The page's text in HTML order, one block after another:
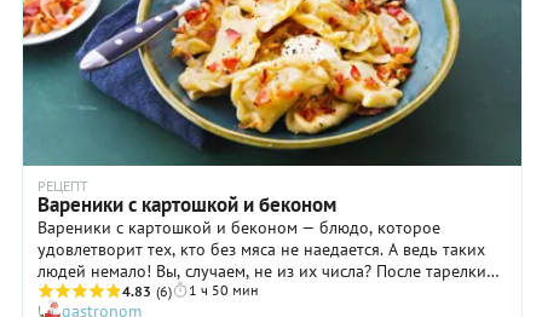
РЕЦЕПТ
Вареники с картошкой и беконом
Вареники с картошкой и беконом — блюдо, которое
удовлетворит тех, кто без мяса не наедается. А ведь таких
людей немало! Вы, случаем, не из их числа? После тарелки
вареников с картошкой не спрашиваете: «А мясо будет?».
4.83 (6) 1 ч 50 мин
gastronom